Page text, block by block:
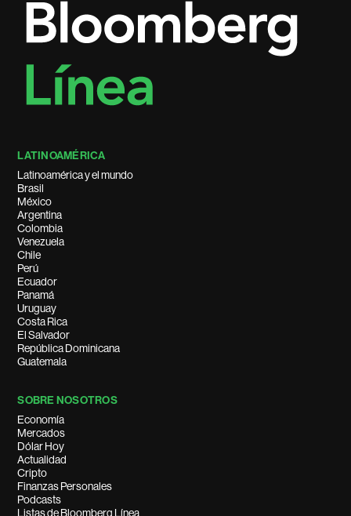
LATINOAMÉRICA
Latinoamérica y el mundo
Brasil
México
Argentina
Colombia
Venezuela
Chile
Perú
Ecuador
Panamá
Uruguay
Costa Rica
El Salvador
República Dominicana
Guatemala
SOBRE NOSOTROS
Economía
Mercados
Dólar Hoy
Actualidad
Cripto
Finanzas Personales
Podcasts
Listas de Bloomberg Línea